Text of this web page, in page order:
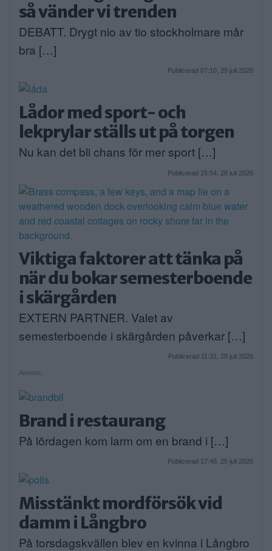
så vänder vi trenden
DEBATT. Drygt nio av tio stockholmare mår
bra […]
Publicerad 07:10, 29 juli 2026
Lådor med sport- och
lekprylar ställs ut på torgen
Nu kan det bli chans för mer sport […]
Publicerad 15:54, 28 juli 2026
Viktiga faktorer att tänka på
när du bokar semesterboende
i skärgården
EXTERN PARTNER. Valet av
semesterboende i skärgården påverkar […]
Publicerad 11:31, 28 juli 2026
Annons:
Brand i restaurang
På lördagen kom larm om en brand i […]
Publicerad 17:48, 25 juli 2026
Misstänkt mordförsök vid
damm i Långbro
På torsdagskvällen blev en kvinna i Långbro